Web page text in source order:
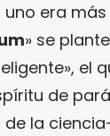
era
» se
el
de
de la